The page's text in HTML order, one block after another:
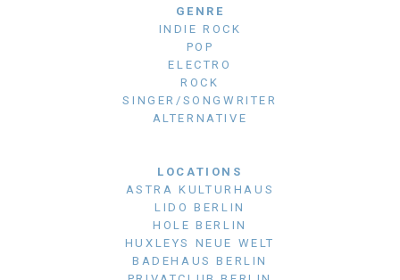
GENRE
INDIE ROCK
POP
ELECTRO
ROCK
SINGER/SONGWRITER
ALTERNATIVE
LOCATIONS
ASTRA KULTURHAUS
LIDO BERLIN
HOLE BERLIN
HUXLEYS NEUE WELT
BADEHAUS BERLIN